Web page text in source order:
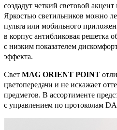
создадут четкий световой
Яркостью светильников можно
пульта или мобильного
в корпус антибликовая решетка
с низким показателем
эффекта.
Свет MAG ORIENT POINT
цветопередачи и не искажает
предметов. В ассортименте
с управлением по протоколам